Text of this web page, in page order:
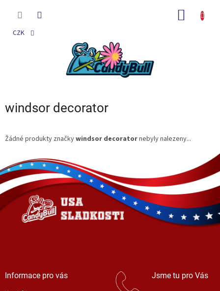
CZK
windsor decorator
Žádné produkty značkywindsor decoratornebyly nalezeny...
á
p
a
í
Informace pro vás Jsme tu pro Vás